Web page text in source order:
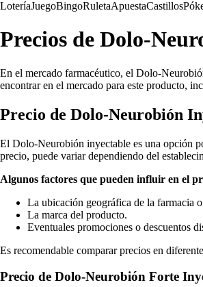
LoteríaJuegoBingoRuletaApuestaCastillos
Precios de Dolo-
En el mercado farmacéutico, el Dolo-
encontrar en el mercado para este producto,
Precio de Dolo-Neurobión
El Dolo-Neurobión inyectable es una opción
precio, puede variar dependiendo del
Algunos factores que pueden influir en el
La ubicación geográfica de la farmacia
La marca del producto.
Eventuales promociones o descuentos
Es recomendable comparar precios en
Precio de Dolo-Neurobión Forte